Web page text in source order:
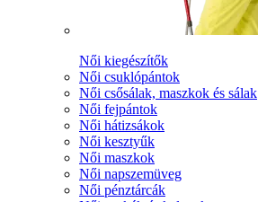
Női kiegészítők
Női csuklópántok
Női csősálak, maszkok és sálak
Női fejpántok
Női hátizsákok
Női kesztyűk
Női maszkok
Női napszemüveg
Női pénztárcák